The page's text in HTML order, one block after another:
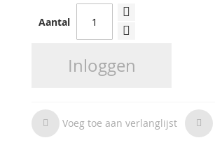
Aantal
Inloggen
Voeg toe aan verlanglijst